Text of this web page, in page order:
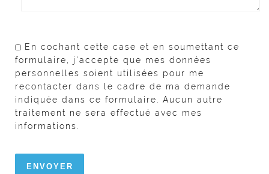
En cochant cette case et en soumettant ce
formulaire, j'accepte que mes données
personnelles soient utilisées pour me
recontacter dans le cadre de ma demande
indiquée dans ce formulaire. Aucun autre
traitement ne sera effectué avec mes
informations.